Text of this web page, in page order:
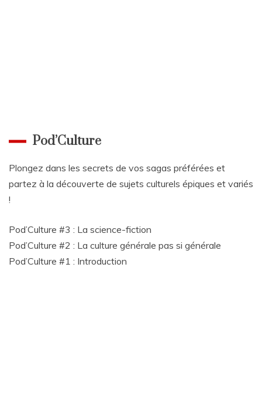
Pod’Culture
Plongez dans les secrets de vos sagas préférées et
partez à la découverte de sujets culturels épiques et variés
!
Pod’Culture #3 : La science-fiction
Pod’Culture #2 : La culture générale pas si générale
Pod’Culture #1 : Introduction